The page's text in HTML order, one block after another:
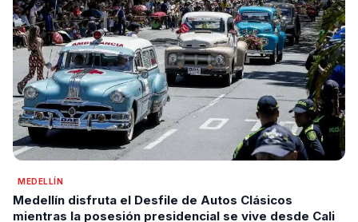
MEDELLÍN
Medellín disfruta el Desfile de Autos Clásicos
mientras la posesión presidencial se vive desde Cali